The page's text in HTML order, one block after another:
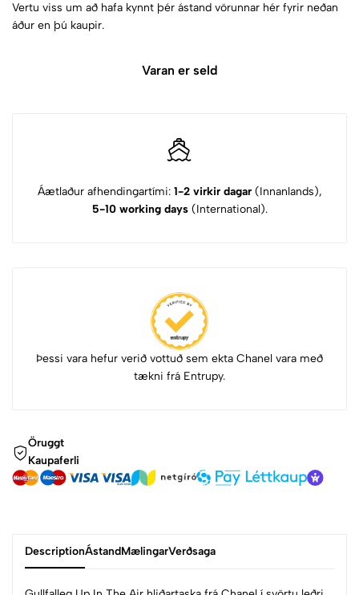
Vertu viss um að hafa kynnt þér ástand vörunnar hér fyrir neðan
áður en þú kaupir.
Varan er seld
Áætlaður afhendingartími: 1-2 virkir dagar (Innanlands),
5-10 working days(International).
Þessi vara hefur verið vottuð sem ekta Chanel vara með
tækni frá Entrupy.
Öruggt
Kaupaferli
DescriptionÁstandMælingarVerðsaga